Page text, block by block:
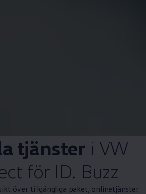
tjänster i VW
för ID. Buzz
över tillgängliga paket, onlinetjänster